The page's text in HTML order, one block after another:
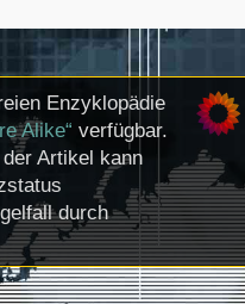
Enzyklopädie
Alike“ verfügbar.
Artikel kann
durch